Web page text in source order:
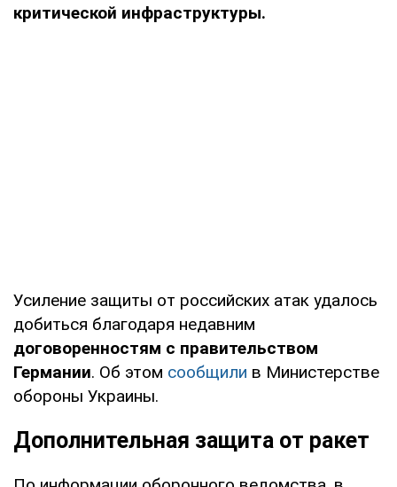
критической инфраструктуры.
Усиление защиты от российских атак удалось
добиться благодаря недавним
договоренностям с правительством
Германии. Об этом сообщили в Министерстве
обороны Украины.
Дополнительная защита от ракет